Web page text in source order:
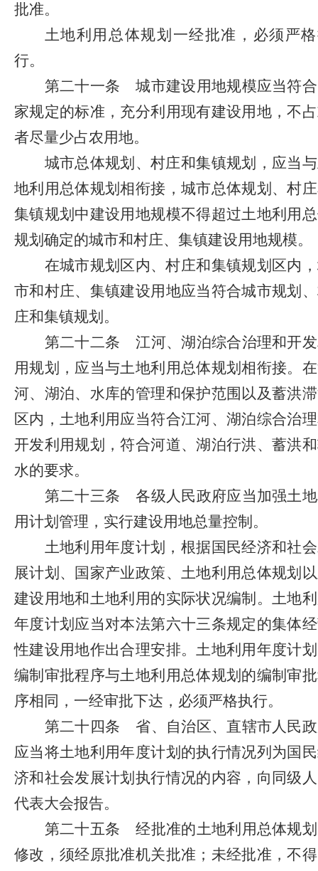
批准。
土地利用总体规划一经批准，必须严
行。
第二十一条
城市建设用地规模应当符
家规定的标准，充分利用现有建设用地，不
者尽量少占农用地。
城市总体规划、村庄和集镇规划，应当
地利用总体规划相衔接，城市总体规划、村
集镇规划中建设用地规模不得超过土地利用
规划确定的城市和村庄、集镇建设用地规模。
在城市规划区内、村庄和集镇规划区内
市和村庄、集镇建设用地应当符合城市规划
庄和集镇规划。
第二十二条
江河、湖泊综合治理和开
用规划，应当与土地利用总体规划相衔接。
河、湖泊、水库的管理和保护范围以及蓄洪
区内，土地利用应当符合江河、湖泊综合治
开发利用规划，符合河道、湖泊行洪、蓄洪
水的要求。
第二十三条
各级人民政府应当加强土
用计划管理，实行建设用地总量控制。
土地利用年度计划，根据国民经济和社
展计划、国家产业政策、土地利用总体规划
建设用地和土地利用的实际状况编制。土地
年度计划应当对本法第六十三条规定的集体
性建设用地作出合理安排。土地利用年度计
编制审批程序与土地利用总体规划的编制审
序相同，一经审批下达，必须严格执行。
第二十四条
省、自治区、直辖市人民
应当将土地利用年度计划的执行情况列为国
济和社会发展计划执行情况的内容，向同级
代表大会报告。
第二十五条
经批准的土地利用总体规
修改，须经原批准机关批准；未经批准，不